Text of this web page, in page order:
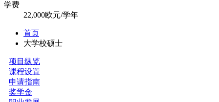
学费
22,000欧元/学年
首页
大学校硕士
项目纵览
课程设置
申请指南
奖学金